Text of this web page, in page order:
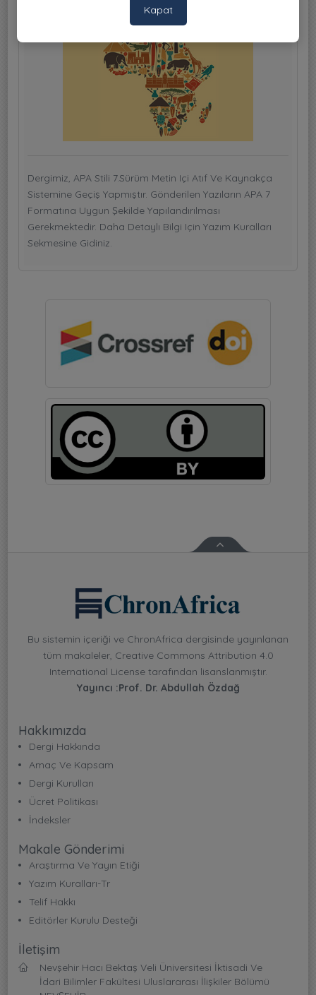
Dergimiz, APA Stili 7.Sürüm Metin Içi Atıf Ve Kaynakça
Sistemine Geçiş Yapmıştır. Gönderilen Yazıların APA 7
Formatına Uygun Şekilde Yapılandırılması
Gerekmektedir. Daha Detaylı Bilgi Için Yazım Kuralları
Sekmesine Gidiniz.
Bu sistemin içeriği ve ChronAfrica dergisinde yayınlanan
tüm makaleler, Creative Commons Attribution 4.0
International License tarafından lisanslanmıştır.
Yayıncı :Prof. Dr. Abdullah Özdağ
Hakkımızda
Dergi Hakkında
Amaç Ve Kapsam
Dergi Kurulları
Ücret Politikası
İndeksler
Makale Gönderimi
Araştırma Ve Yayın Etiği
Yazım Kuralları-Tr
Telif Hakkı
Editörler Kurulu Desteği
İletişim
Nevşehir Hacı Bektaş Veli Üniversitesi İktisadi Ve
İdari Bilimler Fakültesi Uluslararası İlişkiler Bölümü
Kapat